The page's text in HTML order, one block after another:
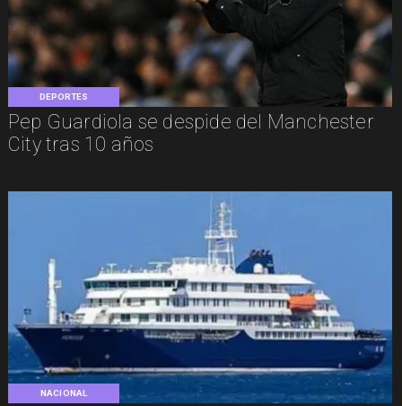
DEPORTES
Pep Guardiola se despide del Manchester
City tras 10 años
NACIONAL